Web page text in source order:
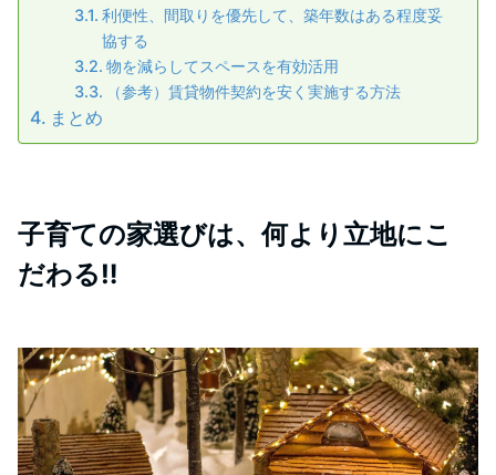
利便性、間取りを優先して、築年数はある程度妥
協する
物を減らしてスペースを有効活用
（参考）賃貸物件契約を安く実施する方法
まとめ
子育ての家選びは、何より立地にこ
だわる‼︎